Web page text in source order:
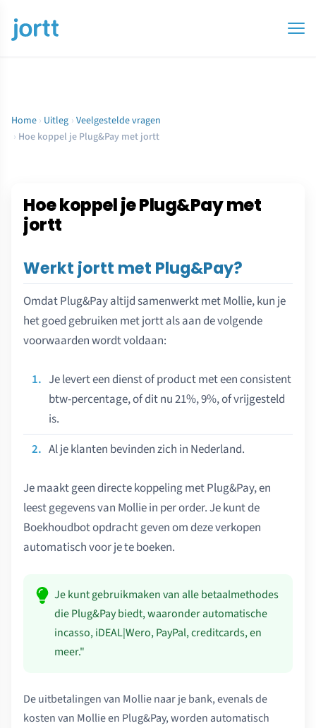
Home › Uitleg › Veelgestelde vragen
› Hoe koppel je Plug&Pay met jortt
Hoe koppel je Plug&Pay met
jortt
Werkt jortt met Plug&Pay?
Omdat Plug&Pay altijd samenwerkt met Mollie, kun je
het goed gebruiken met jortt als aan de volgende
voorwaarden wordt voldaan:
Je levert een dienst of product met een consistent
btw-percentage, of dit nu 21%, 9%, of vrijgesteld
is.
Al je klanten bevinden zich in Nederland.
Je maakt geen directe koppeling met Plug&Pay, en
leest gegevens van Mollie in per order. Je kunt de
Boekhoudbot opdracht geven om deze verkopen
automatisch voor je te boeken.
Je kunt gebruikmaken van alle betaalmethodes
die Plug&Pay biedt, waaronder automatische
incasso, iDEAL|Wero, PayPal, creditcards, en
meer."
De uitbetalingen van Mollie naar je bank, evenals de
kosten van Mollie en Plug&Pay, worden automatisch